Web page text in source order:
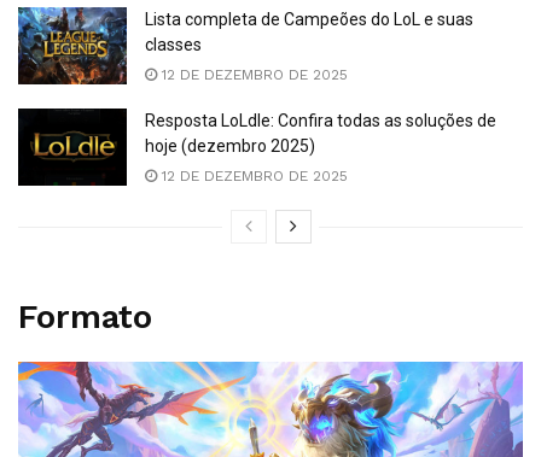
Lista completa de Campeões do LoL e suas
classes
12 DE DEZEMBRO DE 2025
Resposta LoLdle: Confira todas as soluções de
hoje (dezembro 2025)
12 DE DEZEMBRO DE 2025
Formato